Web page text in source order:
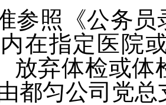
参照《公务
在指定医院
放弃体检或体
都匀公司党